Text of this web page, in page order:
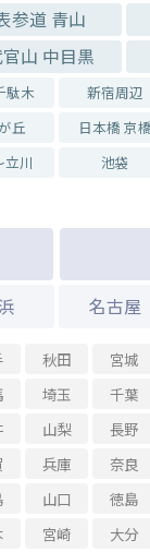
写真雑誌を作り続けて
」
ール展 アートの力で
濵本美英
季展 2025
画修士展
Photo Exhibition
参道 青山
山 中目黒
駄木 新宿周辺
丘 日本橋 京橋
立川 池袋
名古屋
秋田 宮城
埼玉 千葉
山梨 長野
兵庫 奈良
山口 徳島
宮崎 大分